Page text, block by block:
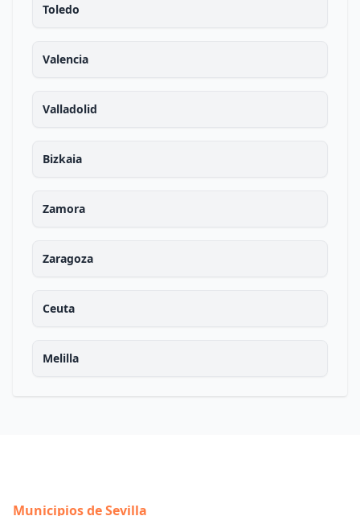
Toledo
Valencia
Valladolid
Bizkaia
Zamora
Zaragoza
Ceuta
Melilla
Municipios de Sevilla